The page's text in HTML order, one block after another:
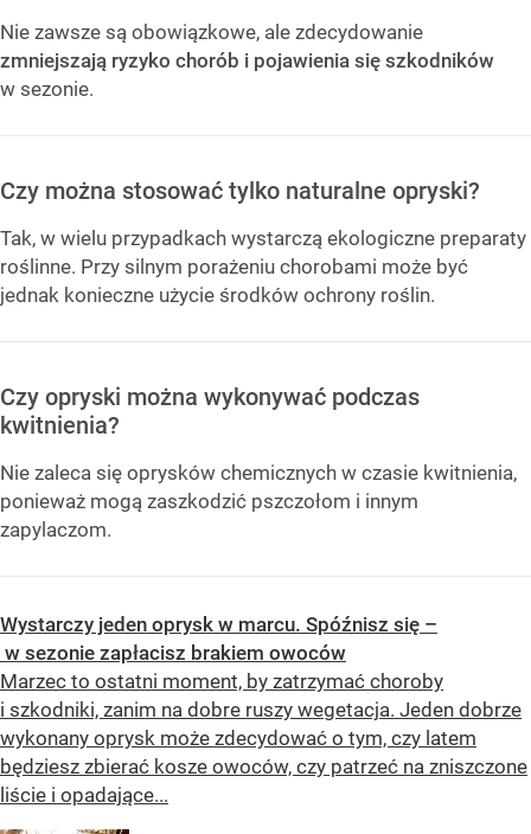
Nie zawsze są obowiązkowe, ale zdecydowanie
zmniejszają ryzyko chorób i pojawienia się szkodników
w sezonie.
Czy można stosować tylko naturalne opryski?
Tak, w wielu przypadkach wystarczą ekologiczne preparaty
roślinne. Przy silnym porażeniu chorobami może być
jednak konieczne użycie środków ochrony roślin.
Czy opryski można wykonywać podczas
kwitnienia?
Nie zaleca się oprysków chemicznych w czasie kwitnienia,
ponieważ mogą zaszkodzić pszczołom i innym
zapylaczom.
Wystarczy jeden oprysk w marcu. Spóźnisz się –
w sezonie zapłacisz brakiem owoców
Marzec to ostatni moment, by zatrzymać choroby
i szkodniki, zanim na dobre ruszy wegetacja. Jeden dobrze
wykonany oprysk może zdecydować o tym, czy latem
będziesz zbierać kosze owoców, czy patrzeć na zniszczone
liście i opadające...